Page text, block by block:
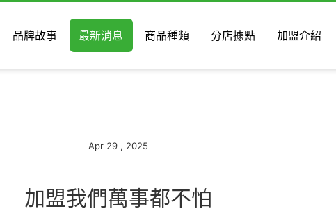
品牌故事 最新消息 商品種類 分店據點 加盟介紹
Apr 29 , 2025
加盟我們萬事都不怕